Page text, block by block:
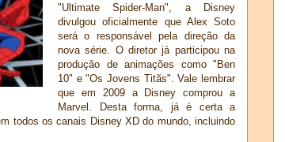
"Ultimate Spider-Man", a Disney
divulgou oficialmente que Alex Soto
será o responsável pela direção da
nova série. O diretor já participou na
produção de animações como "Ben
10" e "Os Jovens Titãs". Vale lembrar
que em 2009 a Disney comprou a
Marvel. Desta forma, já é certa a
todos os canais Disney XD do mundo, incluindo